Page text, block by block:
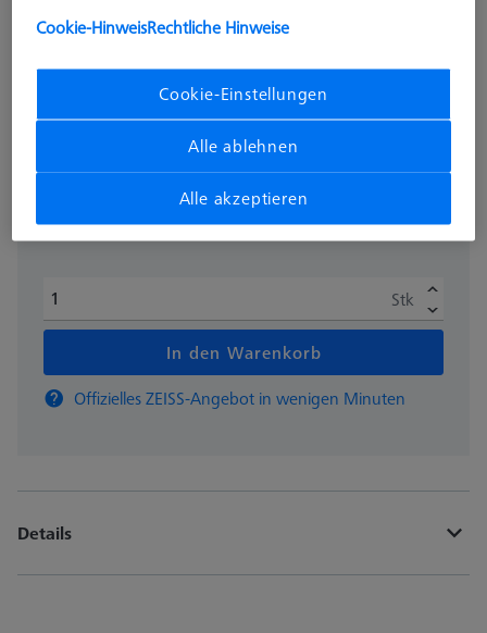
FÜR ZEISS SOFTWARE
eLearning
600033-0600-170
940,00 € zzgl. USt.
Stk
In den Warenkorb
Offizielles ZEISS-Angebot in wenigen Minuten
Details
Cookie-HinweisRechtliche Hinweise
Cookie-Einstellungen
Alle ablehnen
Alle akzeptieren